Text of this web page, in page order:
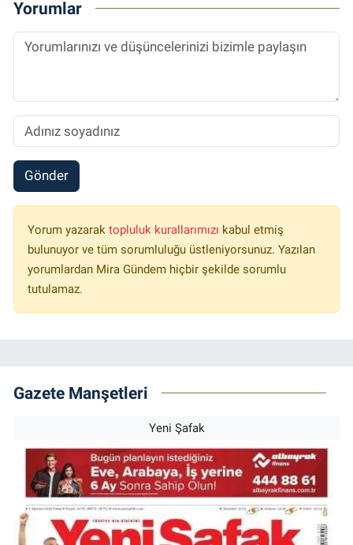
Yorumlar
Gönder
Yorum yazarak topluluk kurallarımızı kabul etmiş
bulunuyor ve tüm sorumluluğu üstleniyorsunuz. Yazılan
yorumlardan Mira Gündem hiçbir şekilde sorumlu
tutulamaz.
Gazete Manşetleri
Yeni Şafak